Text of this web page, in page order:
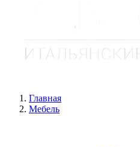
Главная
Мебель